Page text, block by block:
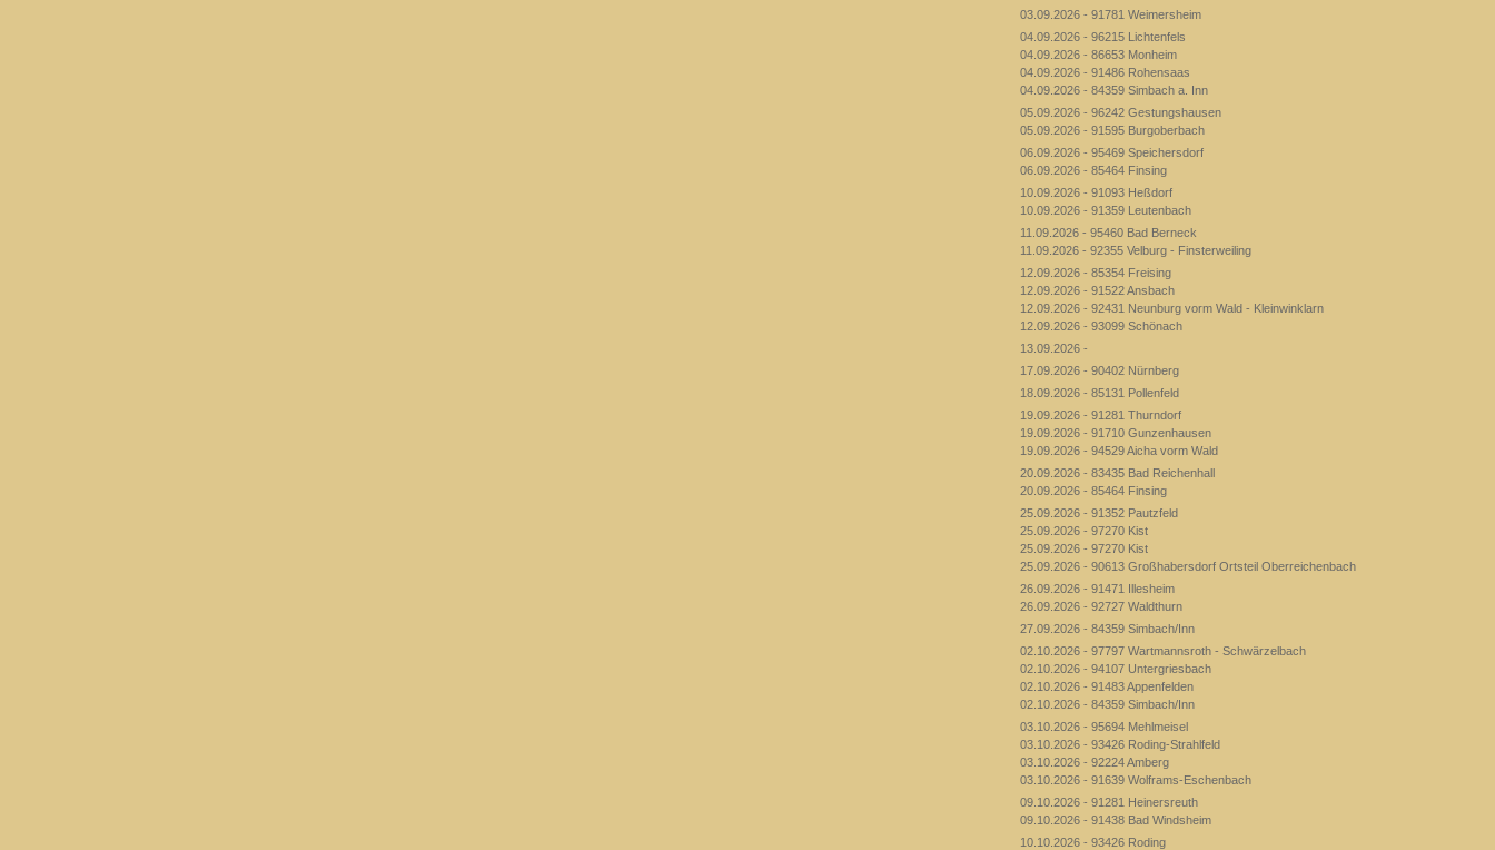
03.09.2026 - 91781 Weimersheim
04.09.2026 - 96215 Lichtenfels
04.09.2026 - 86653 Monheim
04.09.2026 - 91486 Rohensaas
04.09.2026 - 84359 Simbach a. Inn
05.09.2026 - 96242 Gestungshausen
05.09.2026 - 91595 Burgoberbach
06.09.2026 - 95469 Speichersdorf
06.09.2026 - 85464 Finsing
10.09.2026 - 91093 Heßdorf
10.09.2026 - 91359 Leutenbach
11.09.2026 - 95460 Bad Berneck
11.09.2026 - 92355 Velburg - Finsterweiling
12.09.2026 - 85354 Freising
12.09.2026 - 91522 Ansbach
12.09.2026 - 92431 Neunburg vorm Wald - Kleinwinklarn
12.09.2026 - 93099 Schönach
13.09.2026 -
17.09.2026 - 90402 Nürnberg
18.09.2026 - 85131 Pollenfeld
19.09.2026 - 91281 Thurndorf
19.09.2026 - 91710 Gunzenhausen
19.09.2026 - 94529 Aicha vorm Wald
20.09.2026 - 83435 Bad Reichenhall
20.09.2026 - 85464 Finsing
25.09.2026 - 91352 Pautzfeld
25.09.2026 - 97270 Kist
25.09.2026 - 97270 Kist
25.09.2026 - 90613 Großhabersdorf Ortsteil Oberreichenbach
26.09.2026 - 91471 Illesheim
26.09.2026 - 92727 Waldthurn
27.09.2026 - 84359 Simbach/Inn
02.10.2026 - 97797 Wartmannsroth - Schwärzelbach
02.10.2026 - 94107 Untergriesbach
02.10.2026 - 91483 Appenfelden
02.10.2026 - 84359 Simbach/Inn
03.10.2026 - 95694 Mehlmeisel
03.10.2026 - 93426 Roding-Strahlfeld
03.10.2026 - 92224 Amberg
03.10.2026 - 91639 Wolframs-Eschenbach
09.10.2026 - 91281 Heinersreuth
09.10.2026 - 91438 Bad Windsheim
10.10.2026 - 93426 Roding